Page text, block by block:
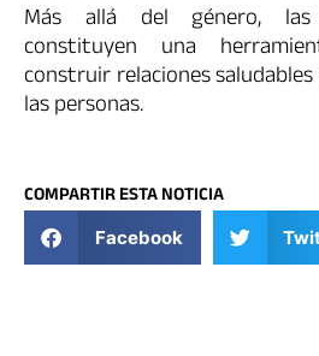
Más allá del género, las
constituyen una
construir relaciones
las personas.
COMPARTIR ESTA NOTICIA
Facebook